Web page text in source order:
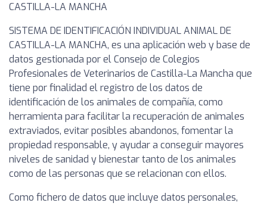
CASTILLA-LA MANCHA
SISTEMA DE IDENTIFICACIÓN INDIVIDUAL ANIMAL DE
CASTILLA-LA MANCHA, es una aplicación web y base de
datos gestionada por el Consejo de Colegios
Profesionales de Veterinarios de Castilla-La Mancha que
tiene por finalidad el registro de los datos de
identificación de los animales de compañía, como
herramienta para facilitar la recuperación de animales
extraviados, evitar posibles abandonos, fomentar la
propiedad responsable, y ayudar a conseguir mayores
niveles de sanidad y bienestar tanto de los animales
como de las personas que se relacionan con ellos.
Como fichero de datos que incluye datos personales,